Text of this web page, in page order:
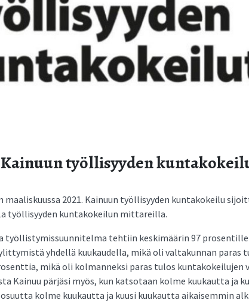
työllisyyden
2021. Kainuun työllisyyden kuntakokeilu
työllisyyden kuntakokeilun mittareilla.
työllistymissuunnitelma tehtiin keskimäärin 97
yhdellä kuukaudella, mikä oli valtakunnan paras
mikä oli kolmanneksi paras tulos kuntakokeilujen
Kainuu pärjäsi myös, kun katsotaan kolme kuukautta ja
kolme kuukautta ja kuusi kuukautta aikaisemmin